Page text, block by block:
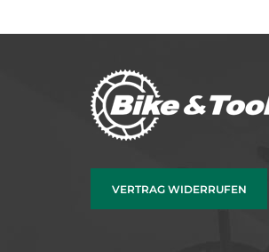
VERTRAG WIDERRUFEN